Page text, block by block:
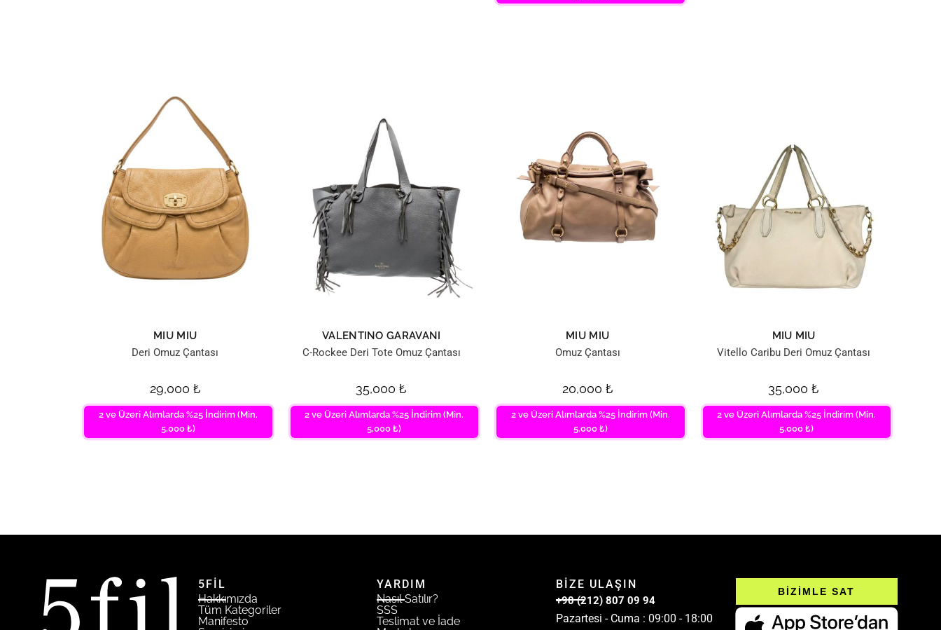
MIU MIU
Deri Omuz Çantası
29,000 ₺
2 ve Üzeri Alımlarda %25 İndirim (Min.
5,000 ₺)
VALENTINO GARAVANI
C-Rockee Deri Tote Omuz Çantası
35,000₺
2 ve Üzeri Alımlarda %25 İndirim (Min.
5,000 ₺)
MIU MIU
Omuz Çantası
20,000 ₺
2 ve Üzeri Alımlarda %25 İndirim (Min.
5,000 ₺)
MIU MIU
Vitello Caribu Deri Omuz Çantası
35,000₺
2 ve Üzeri Alımlarda %25 İndirim (Min.
5,000 ₺)
5FİL
Hakkımızda
Tüm Kategoriler
Manifesto
YARDIM
Nasıl Satılır?
SSS
Teslimat ve İade
BİZE ULAŞIN
+90 (212) 807 09 94
Pazartesi - Cuma : 09:00 - 18:00
BİZİMLE SAT